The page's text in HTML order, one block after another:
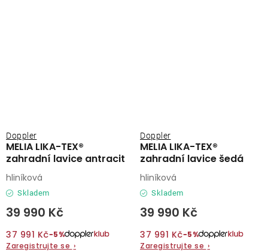
MELIA LIKA-TEX®
zahradní lavice antracit
Doppler
Skladem
39 990 Kč
37 991 Kč−5%
Zaregistrujte se ›
hliníková
MELIA LIKA-TEX®
zahradní lavice šedá
Doppler
Skladem
39 990 Kč
37 991 Kč−5%
Zaregistrujte se ›
hliníková